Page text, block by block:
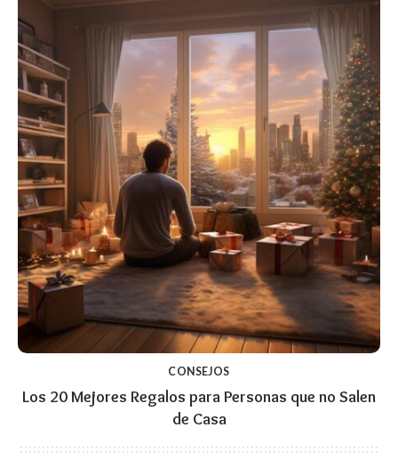
CONSEJOS
Los 20 Mejores Regalos para Personas que no Salen
de Casa